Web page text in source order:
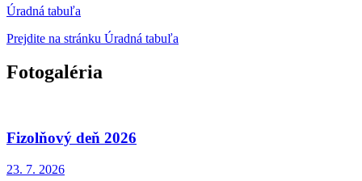
Úradná tabuľa
Prejdite na stránku Úradná tabuľa
Fotogaléria
Fizolňový deň 2026
23. 7. 2026